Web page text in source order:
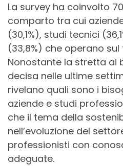
La survey ha coinvolto
comparto tra cui
(30,1%), studi tecnici
(33,8%) che operano
Nonostante la stretta ai
decisa nelle ultime
rivelano quali sono i
aziende e studi
che il tema della
nell’evoluzione del
professionisti con
adeguate.